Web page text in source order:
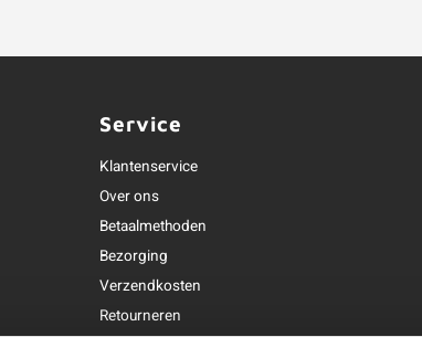
Service
Klantenservice
Over ons
Betaalmethoden
Bezorging
Verzendkosten
Retourneren